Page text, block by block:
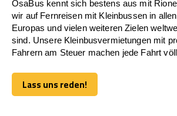
OsaBus kennt sich bestens aus mit
wir auf Fernreisen mit Kleinbussen in
Europas und vielen weiteren Zielen
sind. Unsere Kleinbusvermietungen mit
Fahrern am Steuer machen jede Fahrt
Lass uns reden!
Lass uns reden!